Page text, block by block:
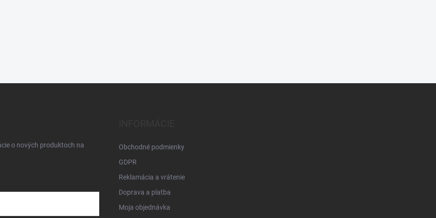
o nových produktoch na
Obchodné podmienky
GDPR
Reklamácia a vrátenie
Doprava a platba
Moja objednávka